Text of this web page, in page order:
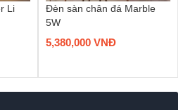
Li
Đèn sàn chân đá Marble
5W
5,380,000 VNĐ